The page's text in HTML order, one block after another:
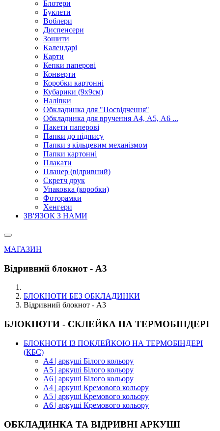
Блотери
Буклети
Воблери
Диспенсери
Зошити
Календарі
Карти
Кепки паперові
Конверти
Коробки картонні
Кубарики (9х9см)
Наліпки
Обкладинка для "Посвідчення"
Обкладинка для вручення А4, А5, А6 ...
Пакети паперові
Папки до підпису
Папки з кільцевим механізмом
Папки картонні
Плакати
Планер (відривний)
Скретч друк
Упаковка (коробки)
Фоторамки
Хенгери
ЗВ'ЯЗОК З НАМИ
МАГАЗИН
Відривний блокнот - А3
БЛОКНОТИ БЕЗ ОБКЛАДИНКИ
Відривний блокнот - А3
БЛОКНОТИ - СКЛЕЙКА НА ТЕРМОБІНДЕРІ
БЛОКНОТИ ІЗ ПОКЛЕЙКОЮ НА ТЕРМОБІНДЕРІ
(КБС)
А4 | аркуші Білого кольору
А5 | аркуші Білого кольору
А6 | аркуші Білого кольору
А4 | аркуші Кремового кольору
А5 | аркуші Кремового кольору
А6 | аркуші Кремового кольору
ОБКЛАДИНКА ТА ВІДРИВНІ АРКУШІ